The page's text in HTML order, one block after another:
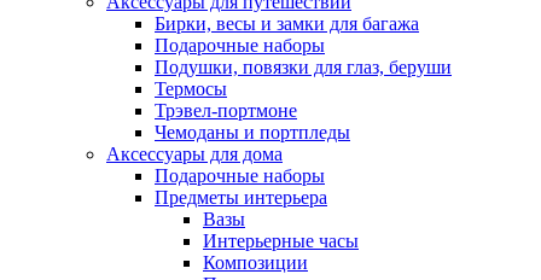
Бирки, весы и замки для багажа
Подарочные наборы
Подушки, повязки для глаз, беруши
Термосы
Трэвел-портмоне
Чемоданы и портпледы
Аксессуары для дома
Подарочные наборы
Предметы интерьера
Вазы
Интерьерные часы
Композиции